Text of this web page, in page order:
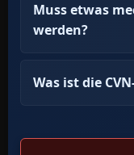
Muss etwas
werden?
Was ist die